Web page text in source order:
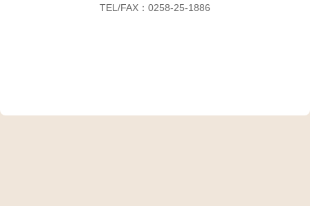
TEL/FAX：0258-25-1886